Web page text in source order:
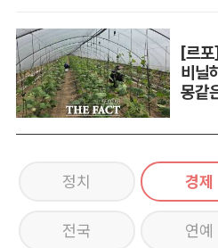
[르
비닐
몽같
정치 경제
전국 연예